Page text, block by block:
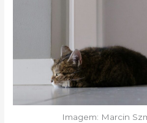
Imagem: Marcin